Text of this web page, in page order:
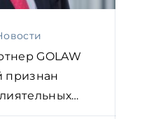
GOLAW
признан